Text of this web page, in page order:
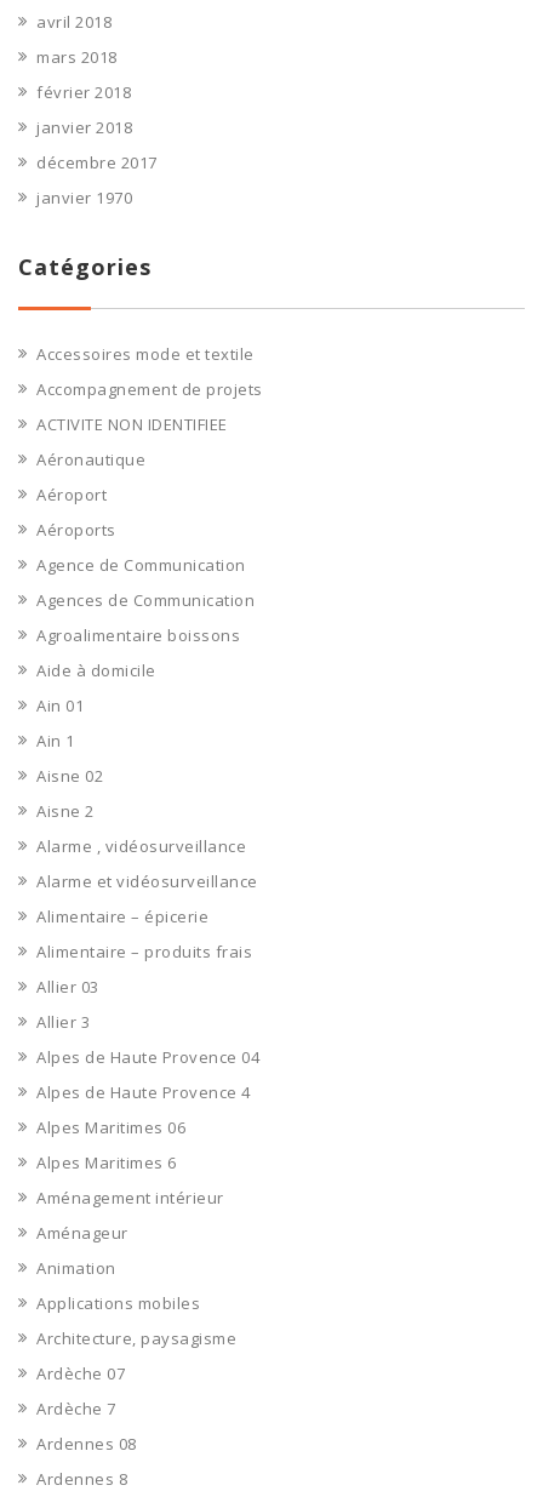
avril 2018
mars 2018
février 2018
janvier 2018
décembre 2017
janvier 1970
Catégories
Accessoires mode et textile
Accompagnement de projets
ACTIVITE NON IDENTIFIEE
Aéronautique
Aéroport
Aéroports
Agence de Communication
Agences de Communication
Agroalimentaire boissons
Aide à domicile
Ain 01
Ain 1
Aisne 02
Aisne 2
Alarme , vidéosurveillance
Alarme et vidéosurveillance
Alimentaire – épicerie
Alimentaire – produits frais
Allier 03
Allier 3
Alpes de Haute Provence 04
Alpes de Haute Provence 4
Alpes Maritimes 06
Alpes Maritimes 6
Aménagement intérieur
Aménageur
Animation
Applications mobiles
Architecture, paysagisme
Ardèche 07
Ardèche 7
Ardennes 08
Ardennes 8